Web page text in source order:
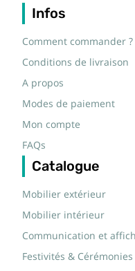
Infos
Comment commander ?
Conditions de livraison
A propos
Modes de paiement
Mon compte
FAQs
Catalogue
Mobilier extérieur
Mobilier intérieur
Communication et
Festivités & Cérémonies